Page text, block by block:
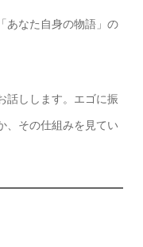
あなた自身の物語」の
話しします。エゴに振
、その仕組みを見てい